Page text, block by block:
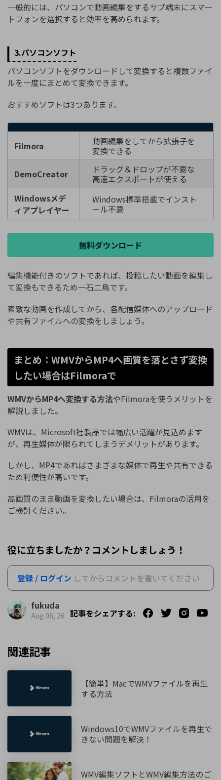
一般的には、パソコンで動画編集をするサブ端末にスマー
トフォンを選択すると効率を高められます。
3.パソコンソフト
パソコンソフトをダウンロードして変換すると複数ファイ
ルを一度にまとめて変換できます。
おすすめソフトは3つあります。
Filmora
動画編集をしてから拡張子を
変換できる
DemoCreator
ドラッグ＆ドロップが不要な
高速エクスポートが使える
Windowsメデ
ィアプレイヤー
Windows標準搭載でインスト
ール不要
無料ダウンロード
編集機能付きのソフトであれば、投稿したい動画を編集し
て変換もできるため一石二鳥です。
素敵な動画を作成してから、各配信媒体へのアップロード
や共有ファイルへの変換をしましょう。
まとめ：WMVからMP4へ画質を落とさず変換
したい場合はFilmoraで
WMVからMP4へ変換する方法やFilmoraを使うメリットを
解説しました。
WMVは、Microsoft社製品では幅広い活躍が見込めます
が、再生媒体が限られてしまうデメリットがあります。
しかし、MP4であればさまざまな媒体で再生や共有できる
ため利便性が高いです。
高画質のまま動画を変換したい場合は、Filmoraの活用を
ご検討ください。
役に立ちましたか？コメントしましょう！
登録 / ログイン してからコメントを書いてください
fukuda
Aug 06, 26 記事をシェアする:
関連記事
【簡単】MacでWMVファイルを再生
する方法
Windows10でWMVファイルを再生で
きない問題を解決！
WMV編集ソフトとWMV編集方法のご